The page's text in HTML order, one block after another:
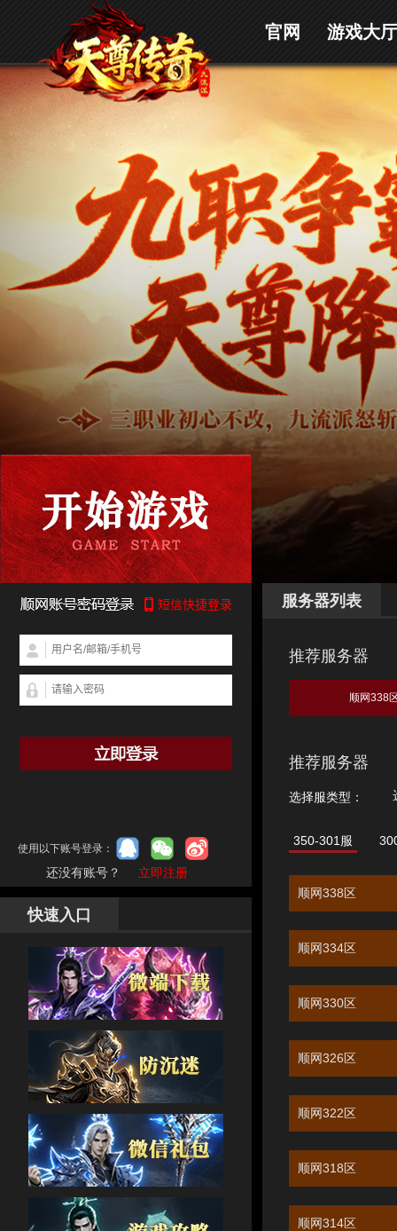
官网 游戏大厅
使用以下账号登录：
还没有账号？ 立即注册
快速入口
服务器列表
推荐服务器
顺网338
推荐服务器
选择服类型：
350-301服
顺网338区
顺网334区
顺网330区
顺网326区
顺网322区
顺网318区
顺网314区